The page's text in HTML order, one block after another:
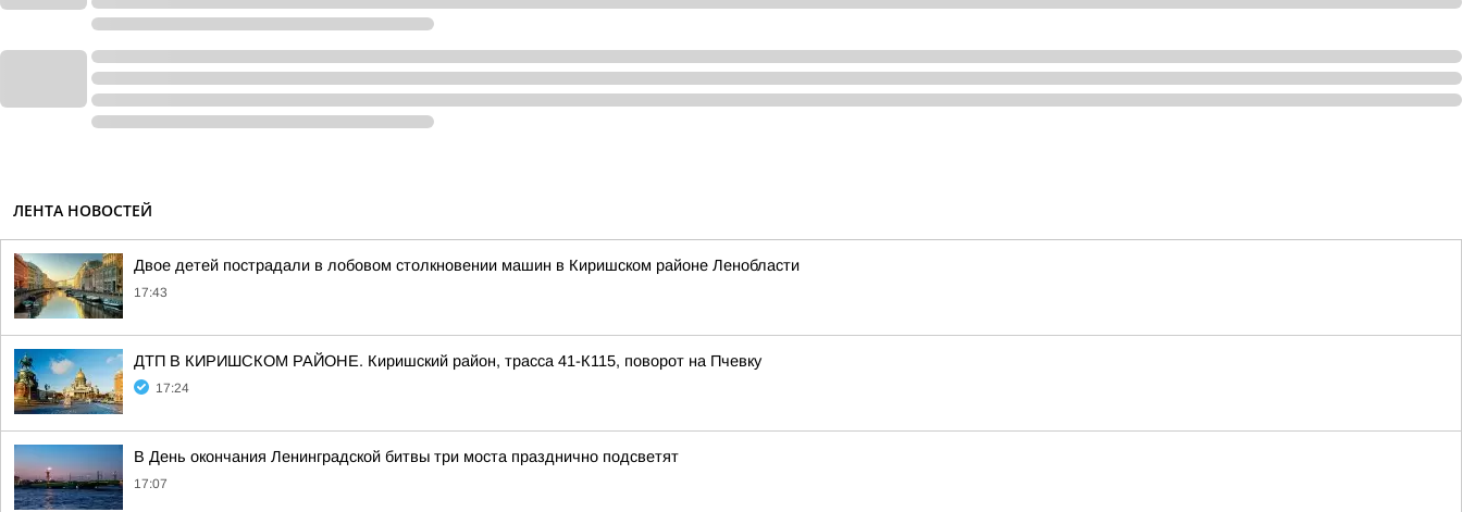
ЛЕНТА НОВОСТЕЙ
Двое детей пострадали в лобовом столкновении машин в Киришском районе Ленобласти
17:43
ДТП В КИРИШСКОМ РАЙОНЕ. Киришский район, трасса 41-К115, поворот на Пчевку
17:24
В День окончания Ленинградской битвы три моста празднично подсветят
17:07